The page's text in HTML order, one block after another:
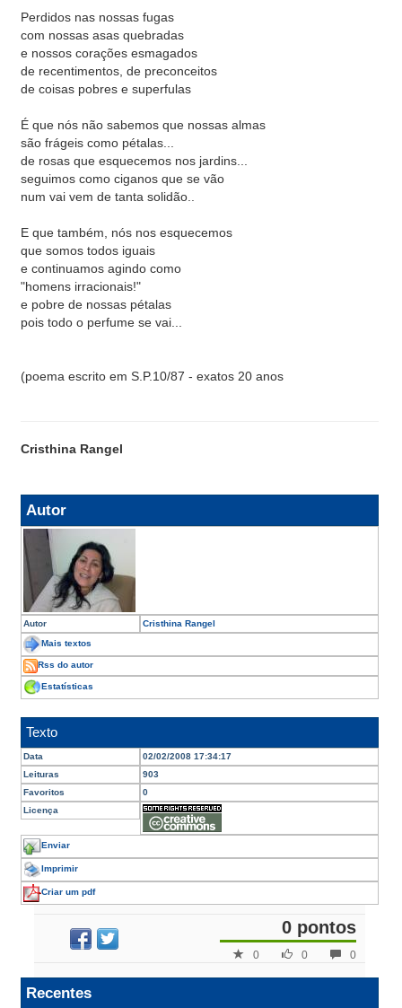
Perdidos nas nossas fugas
com nossas asas quebradas
e nossos corações esmagados
de recentimentos, de preconceitos
de coisas pobres e superfulas
É que nós não sabemos que nossas almas
são frágeis como pétalas...
de rosas que esquecemos nos jardins...
seguimos como ciganos que se vão
num vai vem de tanta solidão..
E que também, nós nos esquecemos
que somos todos iguais
e continuamos agindo como
"homens irracionais!"
e pobre de nossas pétalas
pois todo o perfume se vai...
(poema escrito em S.P.10/87 - exatos 20 anos
Cristhina Rangel
Autor
Autor Cristhina Rangel
Mais textos
Rss do autor
Estatísticas
Texto
Data
02/02/2008 17:34:17
Leituras
903
Favoritos
0
Licença
Enviar
Imprimir
Criar um pdf
0 pontos
0
0
0
Recentes